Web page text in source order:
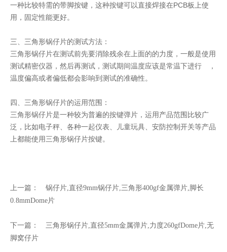
一种比较特需的带脚按键，这种按键可以直接焊接在PCB板上使
用，固定性能更好。
三、三角形锅仔片的测试方法：
三角形锅仔片在测试前先要消除残余在上面的的力度，一般是使用
测试精密仪器，然后再测试，测试期间温度应该是常温下进行 ，
温度偏高或者偏低都会影响到测试的准确性。
四、三角形锅仔片的运用范围：
三角形锅仔片是一种较为普遍的按键弹片，运用产品范围比较广
泛，比如电子秤、各种一起仪表、儿童玩具、安防控制开关等产品
上都能使用三角形锅仔片按键。
上一篇：
锅仔片,直径9mm锅仔片,三角形400gf金属弹片,脚长
0.8mmDome片
下一篇：
三角形锅仔片,直径5mm金属弹片,力度260gfDome片,无
脚窝仔片